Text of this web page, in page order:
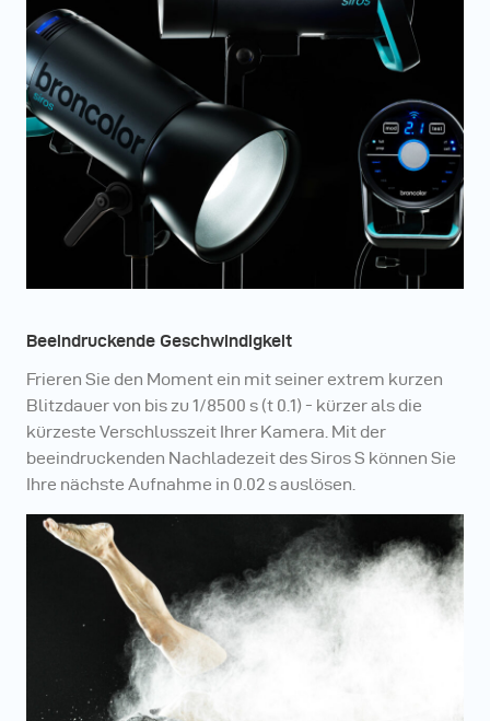
Beeindruckende Geschwindigkeit
Frieren Sie den Moment ein mit seiner extrem kurzen
Blitzdauer von bis zu 1/8500 s (t 0.1) - kürzer als die
kürzeste Verschlusszeit Ihrer Kamera. Mit der
beeindruckenden Nachladezeit des Siros S können Sie
Ihre nächste Aufnahme in 0.02 s auslösen.